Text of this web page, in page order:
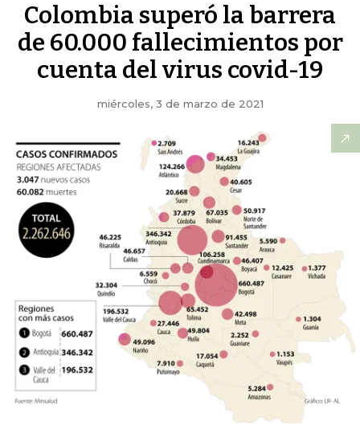
Colombia superó la barrera
de 60.000 fallecimientos por
cuenta del virus covid-19
miércoles, 3 de marzo de 2021